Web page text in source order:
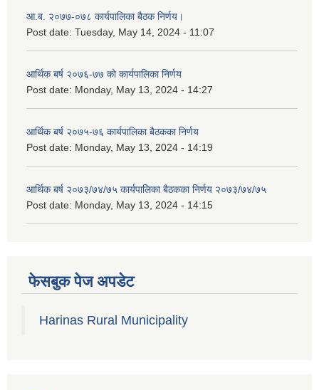
आ.ब. २०७७-०७८ कार्यपालिका बैठक निर्णय।
Post date: Tuesday, May 14, 2024 - 11:07
आर्थिक बर्ष २०७६-७७ को कार्यपालिका निर्णय
Post date: Monday, May 13, 2024 - 14:27
आर्थिक बर्ष २०७५-७६ कार्यपालिका बैठकका निर्णय
Post date: Monday, May 13, 2024 - 14:19
आर्थिक बर्ष २०७३/७४/७५ कार्यपालिका बैठकका निर्णय २०७३/७४/७५
Post date: Monday, May 13, 2024 - 14:15
फेसबुक पेज अपडेट
Harinas Rural Municipality